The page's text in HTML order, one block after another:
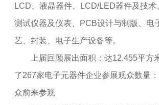
LCD、液晶器件、LCD/LED器件及技
测试仪器及仪表、PCB设计与制版、电
艺、封装、电子生产设备等。
上届回顾展出面积：达12,455平方米
了267家电子元器件企业参展观众数量
众前来参观